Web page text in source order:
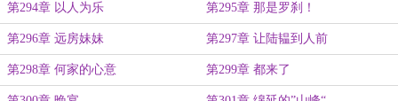
第294章 以人为乐 第295章 那是罗刹！
第296章 远房妹妹 第297章 让陆韫到人前
第298章 何家的心意 第299章 都来了